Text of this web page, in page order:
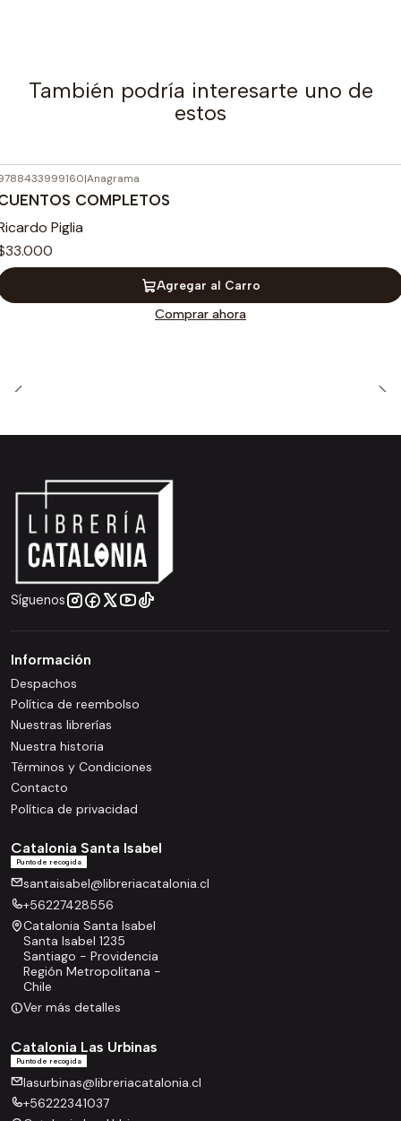
También podría interesarte uno de
estos
|Anagrama
COMPLETOS
Piglia
Agregar al Carro
Comprar ahora
Síguenos
Información
Despachos
Política de reembolso
Nuestras librerías
Nuestra historia
Términos y Condiciones
Contacto
Política de privacidad
Catalonia Santa Isabel
Punto de recogida
santaisabel@libreriacatalonia.cl
+56227428556
Catalonia Santa Isabel
Santa Isabel 1235
Santiago - Providencia
Región Metropolitana -
Chile
Ver más detalles
Catalonia Las Urbinas
Punto de recogida
lasurbinas@libreriacatalonia.cl
+56222341037